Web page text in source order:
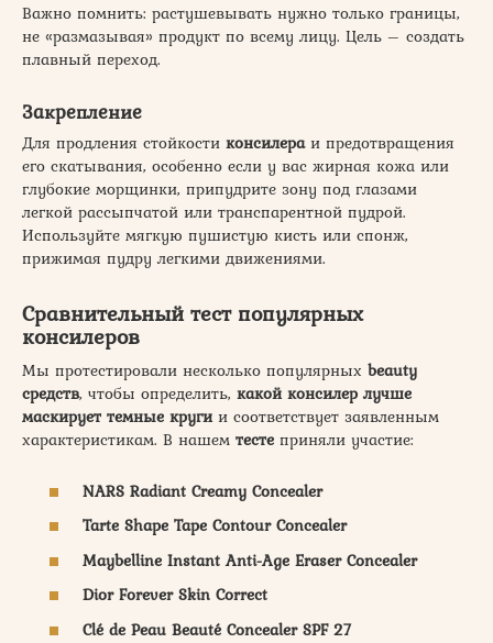
Важно помнить: растушевывать нужно только границы,
не «размазывая» продукт по всему лицу. Цель – создать
плавный переход.
Закрепление
Для продления стойкости консилераи предотвращения
его скатывания, особенно если у вас жирная кожа или
глубокие морщинки, припудрите зону под глазами
легкой рассыпчатой или транспарентной пудрой.
Используйте мягкую пушистую кисть или спонж,
прижимая пудру легкими движениями.
Сравнительный тест популярных
консилеров
Мы протестировали несколько популярных beauty
средств, чтобы определить, какой консилер лучше
маскирует темные кругии соответствует заявленным
характеристикам. В нашем тесте приняли участие:
NARS Radiant Creamy Concealer
Tarte Shape Tape Contour Concealer
Maybelline Instant Anti-Age Eraser Concealer
Dior Forever Skin Correct
Clé de Peau Beauté Concealer SPF 27